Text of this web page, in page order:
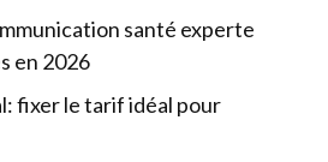
santé experte
en 2026
fixer le tarif idéal pour